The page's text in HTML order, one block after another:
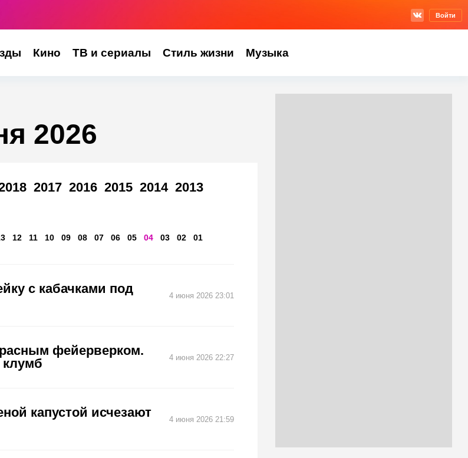
Войти
Кино ТВ и сериалы Стиль жизни Музыка
2026
2017 2016 2015 2014 2013
12 11 10 09 08 07 06 05 04 03 02 01
с кабачками под
4 июня 2026 23:01
фейерверком.
клумб
4 июня 2026 22:27
капустой исчезают
4 июня 2026 21:59